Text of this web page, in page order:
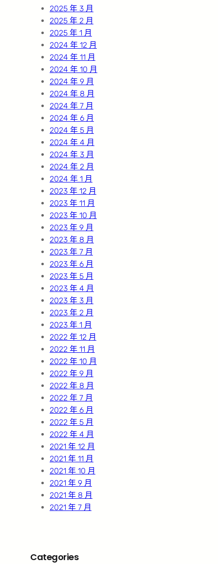
2025 年 3 月
2025 年 2 月
2025 年 1 月
2024 年 12 月
2024 年 11 月
2024 年 10 月
2024 年 9 月
2024 年 8 月
2024 年 7 月
2024 年 6 月
2024 年 5 月
2024 年 4 月
2024 年 3 月
2024 年 2 月
2024 年 1 月
2023 年 12 月
2023 年 11 月
2023 年 10 月
2023 年 9 月
2023 年 8 月
2023 年 7 月
2023 年 6 月
2023 年 5 月
2023 年 4 月
2023 年 3 月
2023 年 2 月
2023 年 1 月
2022 年 12 月
2022 年 11 月
2022 年 10 月
2022 年 9 月
2022 年 8 月
2022 年 7 月
2022 年 6 月
2022 年 5 月
2022 年 4 月
2021 年 12 月
2021 年 11 月
2021 年 10 月
2021 年 9 月
2021 年 8 月
2021 年 7 月
Categories